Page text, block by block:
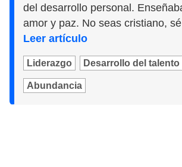
del desarrollo personal.
amor y paz. No seas cristiano,
Leer artículo
Liderazgo Desarrollo del talento
Abundancia